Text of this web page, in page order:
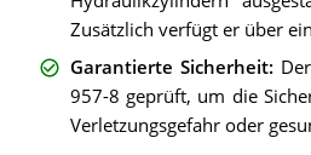
Zusätzlich verfügt er über
Garantierte Sicherheit:
957-8 geprüft, um die
Verletzungsgefahr oder